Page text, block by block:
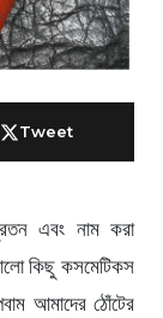
Tweet
এবং নাম করা
কিছু কসমেটিকস
আমাদের ঠোঁটের